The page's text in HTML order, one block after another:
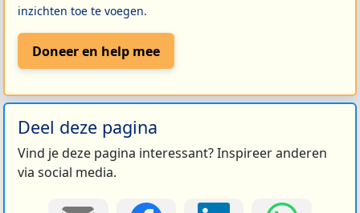
inzichten toe te voegen.
Doneer en help mee
Deel deze pagina
Vind je deze pagina interessant? Inspireer anderen
via social media.